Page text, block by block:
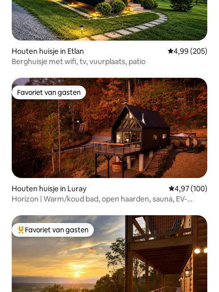
Houten huisje in Etlan Gemiddelde
4,99 (205)
Berghuisje met wifi, tv, vuurplaats, patio
Favoriet van gasten
Favoriet van gasten
Houten huisje in Luray Gemiddelde
4,97 (100)
Horizon | Warm/koud bad, open haarden, sauna, EV-
Topfavoriet van gasten
Favoriet van gasten